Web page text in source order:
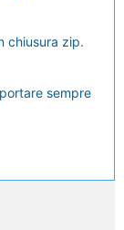
chiusura zip.
sempre